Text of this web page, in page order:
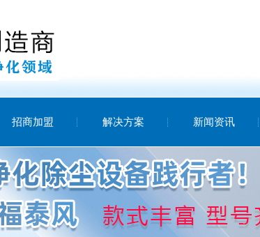
招商加盟 解决方案 新闻资讯